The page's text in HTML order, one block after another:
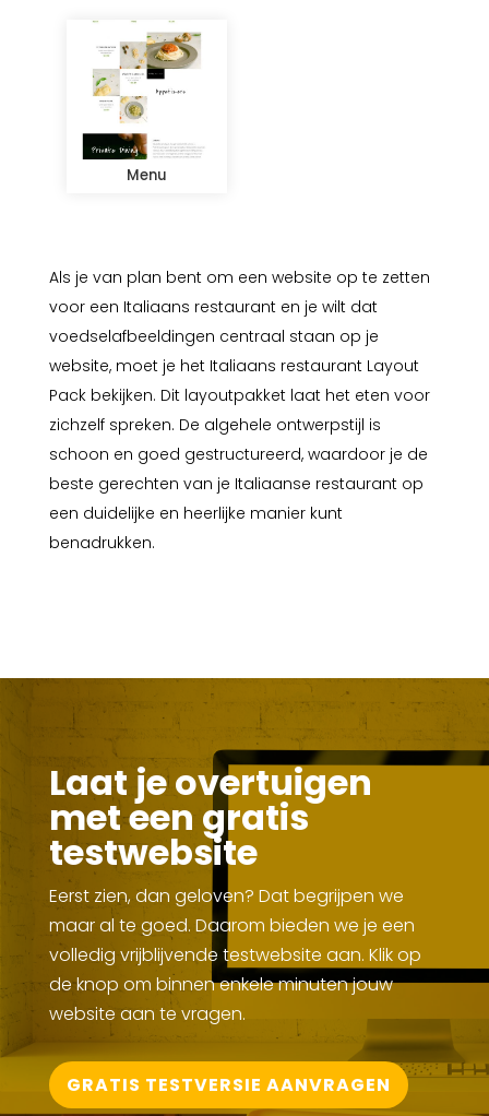
Als je van plan bent om een website op te zetten
voor een Italiaans restaurant en je wilt dat
voedselafbeeldingen centraal staan op je
website, moet je het Italiaans restaurant Layout
Pack bekijken. Dit layoutpakket laat het eten voor
zichzelf spreken. De algehele ontwerpstijl is
schoon en goed gestructureerd, waardoor je de
beste gerechten van je Italiaanse restaurant op
een duidelijke en heerlijke manier kunt
benadrukken.
Menu
Laat je overtuigen
met een gratis
testwebsite
Eerst zien, dan geloven? Dat begrijpen we
maar al te goed. Daarom bieden we je een
volledig vrijblijvende testwebsite aan. Klik op
de knop om binnen enkele minuten jouw
website aan te vragen.
GRATIS TESTVERSIE AANVRAGEN